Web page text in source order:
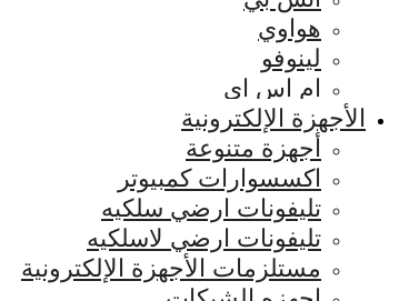
هواوي
لينوفو
ام اس اي
الأجهزة الإلكترونية
أجهزة متنوعة
اكسسوارات كمبيوتر
تليفونات ارضي سلكيه
تليفونات ارضي لاسلكيه
مستلزمات الأجهزة الإلكترونية